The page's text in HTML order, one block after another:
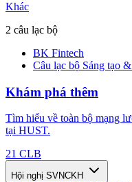
Khác
2 câu lạc bộ
BK Fintech
Câu lạc bộ Sáng tạo
Khám phá thêm
Tìm hiểu về toàn bộ mạng
tại HUST.
21 CLB
Hội nghị SVNCKH